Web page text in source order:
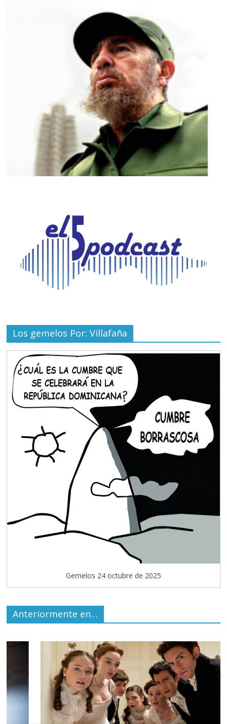
Los gemelos Por: Villafaña
Gemelos 24 octubre de 2025
Anteriormente en…